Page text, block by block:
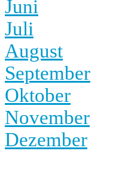
Juni
Juli
August
September
Oktober
November
Dezember